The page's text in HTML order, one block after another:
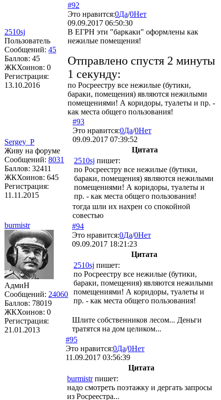
2510sj
Пользователь
Сообщений: 45
Баллов: 45
ЖКХоинов: 0
Регистрация:
13.10.2016
#92
Это нравится:0Да/0Нет
09.09.2017 06:50:30
В ЕГРН эти "баркаки" оформлены как
нежилые помещения!
Отправлено спустя 2 минуты
1 секунду:
по Росреестру все нежилые (бутики,
бараки, помещения) являются нежилыми
помещениями! А коридоры, туалеты и пр. -
как места общего пользования!
Sergey_P
Живу на форуме
Сообщений: 8031
Баллов: 32411
ЖКХоинов: 645
Регистрация:
11.11.2015
#93
Это нравится:0Да/0Нет
09.09.2017 07:39:52
Цитата
2510sj пишет:
по Росреестру все нежилые (бутики,
бараки, помещения) являются нежилыми
помещениями! А коридоры, туалеты и
пр. - как места общего пользования!
тогда шли их нахрен со спокойной
совестью
burmistr
АдмиН
Сообщений: 24060
Баллов: 78019
ЖКХоинов: 0
Регистрация:
21.01.2013
#94
Это нравится:0Да/0Нет
09.09.2017 18:21:23
Цитата
2510sj пишет:
по Росреестру все нежилые (бутики,
бараки, помещения) являются нежилыми
помещениями! А коридоры, туалеты и
пр. - как места общего пользования!
Шлите собственников лесом... Деньги
тратятся на дом целиком...
#95
Это нравится:0Да/0Нет
11.09.2017 03:56:39
Цитата
burmistrпишет:
надо смотреть поэтажку и дергать запросы
из Росреестра...